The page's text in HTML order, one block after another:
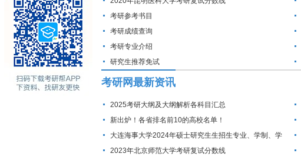
考研参考书目
考研成绩查询
考研专业介绍
研究生推荐免试
考研网最新资讯
2025考研大纲及大纲解析各科目汇总
新出炉！各省排名前10的高校名单！
大连海事大学2024年硕士研究生生招生专业、学制、学
费标准及拟招生人数
2023年北京师范大学考研复试分数线